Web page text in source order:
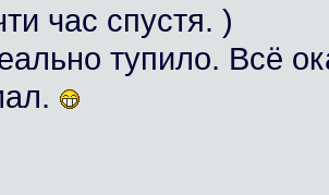
час спустя. )
тупило. Всё